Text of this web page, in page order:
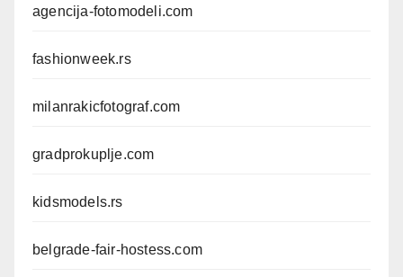
agencija-fotomodeli.com
fashionweek.rs
milanrakicfotograf.com
gradprokuplje.com
kidsmodels.rs
belgrade-fair-hostess.com